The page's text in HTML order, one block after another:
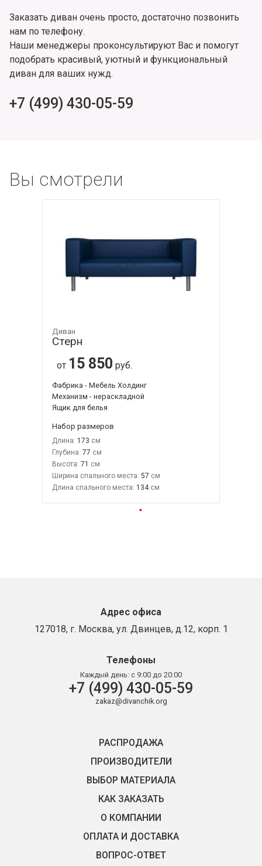
Заказать диван очень просто, достаточно позвонить
нам по телефону.
Наши менеджеры проконсультируют Вас и помогут
подобрать красивый, уютный и функциональный
диван для ваших нужд.
+7 (499) 430-05-59
Вы смотрели
Диван
Стерн
от 15 850 руб.
Фабрика - Мебель Холдинг
Механизм - нераскладной
Ящик для белья
Набор размеров
Длина: 173
Глубина: 77
Высота: 71
Ширина спального места: 57
Длина спального места: 134
Адрес офиса
127018, г. Москва, ул. Двинцев, д.12, корп. 1
Телефоны
Каждый день: с 9:00 до 20:00
+7 (499) 430-05-59
zakaz@divanchik.org
РАСПРОДАЖА
ПРОИЗВОДИТЕЛИ
ВЫБОР МАТЕРИАЛА
КАК ЗАКАЗАТЬ
О КОМПАНИИ
ОПЛАТА И ДОСТАВКА
ВОПРОС-ОТВЕТ